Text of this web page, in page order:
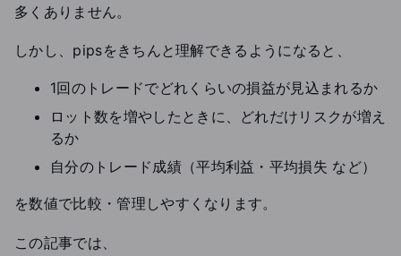
多くありません。
しかし、pipsをきちんと理解できるようになると、
1回のトレードでどれくらいの損益が見込まれるか
ロット数を増やしたときに、どれだけリスクが増え
るか
自分のトレード成績（平均利益・平均損失 など）
を数値で比較・管理しやすくなります。
この記事では、